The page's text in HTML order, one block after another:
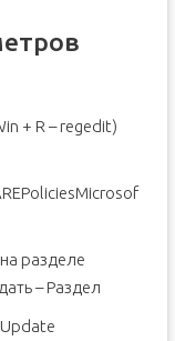
+ R – regedit)
разделе
– Раздел